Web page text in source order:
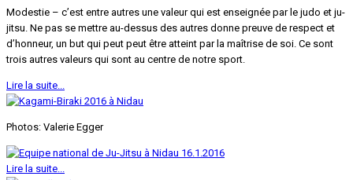
Modestie – c’est entre autres une valeur qui est enseignée par le judo et ju-
jitsu. Ne pas se mettre au-dessus des autres donne preuve de respect et
d’honneur, un but qui peut peut être atteint par la maîtrise de soi. Ce sont
trois autres valeurs qui sont au centre de notre sport.
Lire la suite...
Photos: Valerie Egger
Lire la suite...